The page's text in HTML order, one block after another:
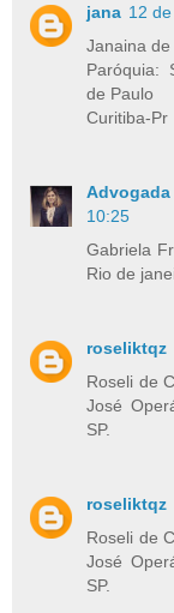
jana 12
Janaina
Paróquia:
de Paulo
Curitiba-Pr
10:25
Gabriela
Rio de
roseliktqz
Roseli de
José
SP.
roseliktqz
Roseli de
José
SP.